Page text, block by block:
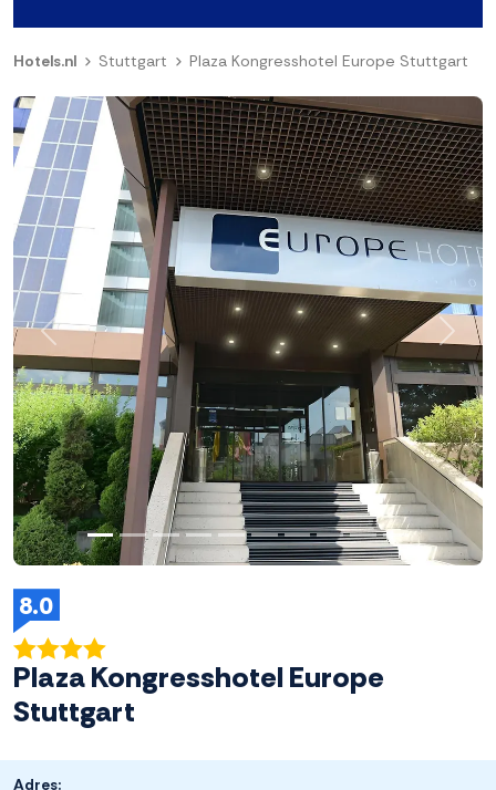
Hotels.nl Stuttgart Plaza Kongresshotel Europe Stuttgart
8.0
Plaza Kongresshotel Europe
Stuttgart
Adres: